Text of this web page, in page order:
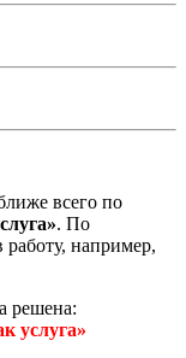
всего по
. По
работу, например,
решена:
услуга»